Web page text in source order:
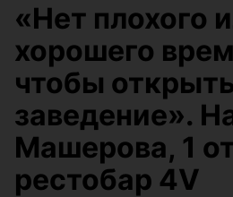
«Нет плохого
хорошего
чтобы открыть
заведение».
Машерова, 1
рестобар 4V